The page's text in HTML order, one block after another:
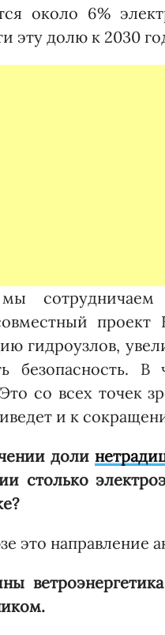
около 6%
эту долю к 2030
мы
проект
гидроузлов,
В
со всех точек
и к
доли
столько
это направление